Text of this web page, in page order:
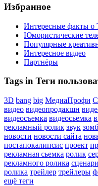
Избранное
Интересные факты
Юмористические
Популярные
Интересное видео
Партнёры
Tags in Теги
3D bang big МедиаПрофи
видео видеопродакшн
видеосъемка видеосьемка
рекламный ролик звук
новости новости сайта
постапокалипсис проект
рекламная сьемка ролик
рекламного ролика
ролика трейлер трейлеры
ещё теги